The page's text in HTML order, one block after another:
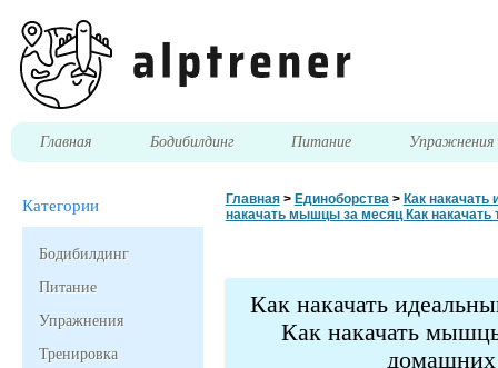
Главная Бодибилдинг Питание Упражнения
Категории
Бодибилдинг
Питание
Упражнения
Тренировка
Главная> Единоборства > Как накачать
накачать мышцы за месяц Как
Как накачать
Как накачать
домашних